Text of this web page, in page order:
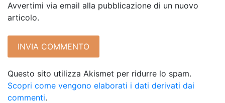
Avvertimi via email alla pubblicazione di un nuovo
articolo.
Questo sito utilizza Akismet per ridurre lo spam.
Scopri come vengono elaborati i dati derivati dai
commenti.